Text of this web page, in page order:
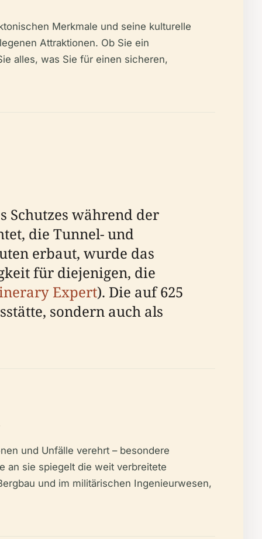
Merkmale und seine kulturelle
Attraktionen. Ob Sie ein
alles, was Sie für einen sicheren,
Schutzes während der
die Tunnel- und
erbaut, wurde das
für diejenigen, die
Expert). Die auf 625
sondern auch als
und Unfälle verehrt – besondere
an sie spiegelt die weit verbreitete
und im militärischen Ingenieurwesen,